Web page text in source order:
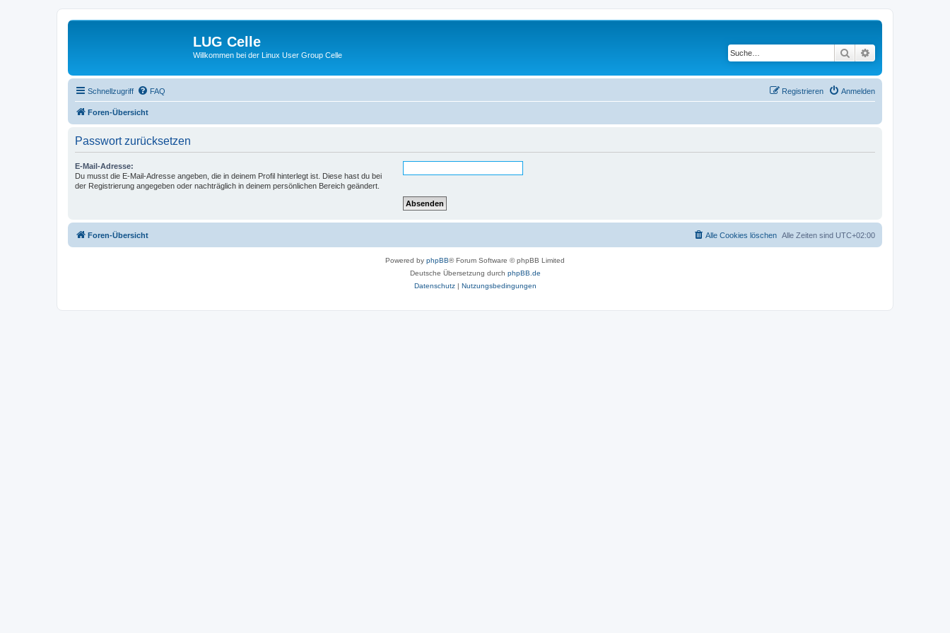
LUG Celle
Willkommen bei der Linux User Group Celle Suche
Schnellzugriff FAQ Anmelden
Registrieren
Foren-Übersicht
Passwort zurücksetzen
E-Mail-Adresse:
Du musst die E-Mail-Adresse angeben, die in deinem Profil hinterlegt ist. Diese hast du bei
der Registrierung angegeben oder nachträglich in deinem persönlichen Bereich geändert.
Foren-Übersicht Alle Zeiten sind UTC+02:00
Alle Cookies löschen
Powered by phpBB® Forum Software © phpBB Limited
Deutsche Übersetzung durch phpBB.de
Datenschutz| Nutzungsbedingungen